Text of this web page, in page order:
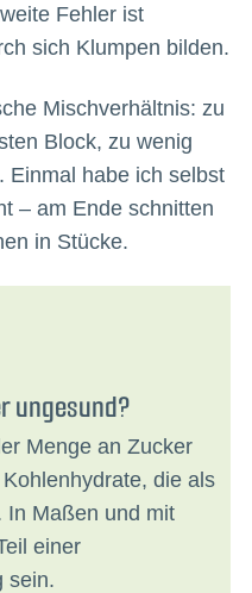
Fehler ist
sich Klumpen bilden.
Mischverhältnis: zu
Block, zu wenig
Einmal habe ich selbst
– am Ende schnitten
in Stücke.
ungesund?
Menge an Zucker
die als
In Maßen und mit
einer
sein.